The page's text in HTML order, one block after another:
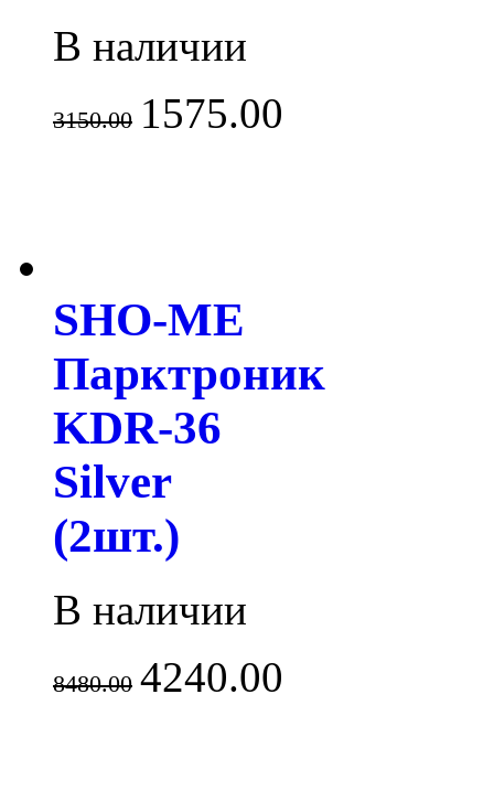
В наличии
3150.00 1575.00
SHO-ME
Парктроник
KDR-36
Silver
(2шт.)
В наличии
8480.00 4240.00